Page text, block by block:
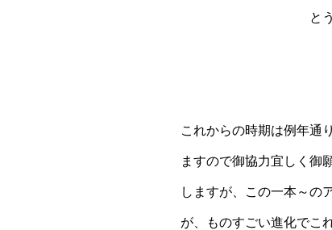
と
これからの時期は例年通
ますので御協力宜しく御
しますが、この一本～の
が、ものすごい進化でこ